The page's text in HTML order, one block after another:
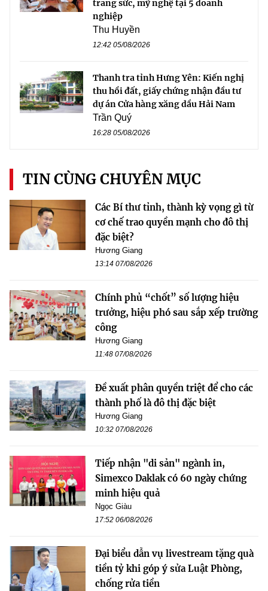
trang sức, mỹ nghệ tại 5 doanh
nghiệp
Thu Huyền
12:42 05/08/2026
Thanh tra tỉnh Hưng Yên: Kiến nghị
thu hồi đất, giấy chứng nhận đầu tư
dự án Cửa hàng xăng dầu Hải Nam
Trần Quý
16:28 05/08/2026
TIN CÙNG CHUYÊN MỤC
Các Bí thư tỉnh, thành kỳ vọng gì từ
cơ chế trao quyền mạnh cho đô thị
đặc biệt?
Hương Giang
13:14 07/08/2026
Chính phủ “chốt” số lượng hiệu
trưởng, hiệu phó sau sắp xếp trường
công
Hương Giang
11:48 07/08/2026
Đề xuất phân quyền triệt để cho các
thành phố là đô thị đặc biệt
Hương Giang
10:32 07/08/2026
Tiếp nhận "di sản" ngành in,
Simexco Daklak có 60 ngày chứng
minh hiệu quả
Ngọc Giàu
17:52 06/08/2026
Đại biểu dẫn vụ livestream tặng quà
tiền tỷ khi góp ý sửa Luật Phòng,
chống rửa tiền